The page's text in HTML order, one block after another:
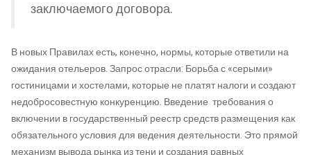
заключаемого договора.
В новых Правилах есть, конечно, нормы, которые ответили на
ожидания отельеров. Запрос отрасли: Борьба с «серыми»
гостиницами и хостелами, которые не платят налоги и создают
недобросовестную конкуренцию. Введение требования о
включении в государственный реестр средств размещения как
обязательного условия для ведения деятельности. Это прямой
механизм вывода рынка из тени и создания равных